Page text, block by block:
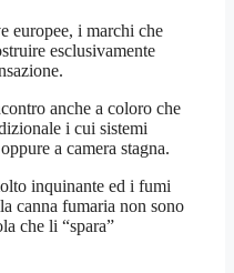
europee, i marchi che
esclusivamente
anche a coloro che
i cui sistemi
a camera stagna.
inquinante ed i fumi
canna fumaria non sono
che li “spara”